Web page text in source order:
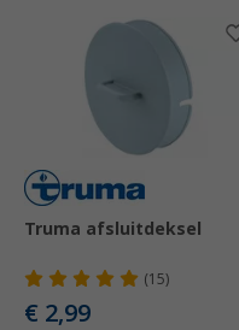
Truma afsluitdeksel
(15)
€ 2,99